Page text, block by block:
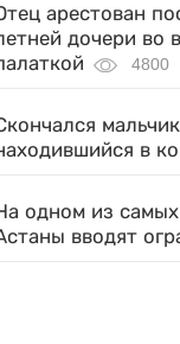
арестован
дочери во
4800
в
одном из
вводят